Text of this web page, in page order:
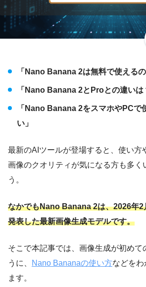
「Nano Banana 2は無料で使えるの
「Nano Banana 2とProとの違いは
「Nano Banana 2をスマホやPCで
い」
最新のAIツールが登場すると、使い方
画像のクオリティが気になる方も多く
う。
なかでもNano Banana 2は、2026年
発表した最新画像生成モデルです。
そこで本記事では、画像生成が初めて
うに、
Nano Bananaの使い方などをわ
ます。